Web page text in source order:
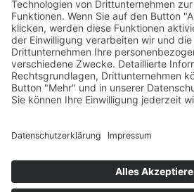
Wissen
Strom Top30
F&A
News
© hellundwarm.de2026 All